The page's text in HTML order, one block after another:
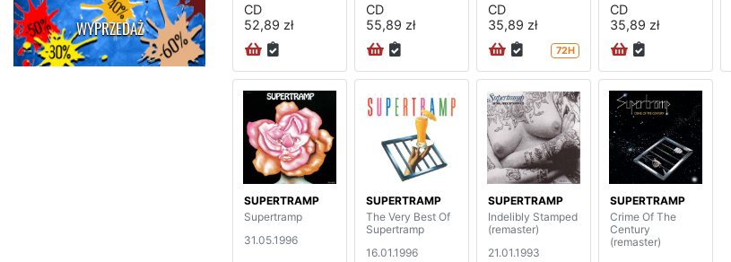
WYPRZEDAŻ
CD
52,89 zł
CD
55,89 zł
CD
35,89 zł
72H
CD
35,89 zł
SUPERTRAMP
Supertramp
31.05.1996
SUPERTRAMP
The Very Best Of
Supertramp
16.01.1996
SUPERTRAMP
Indelibly Stamped
(remaster)
21.01.1993
SUPERTRAMP
Crime Of The
Century
(remaster)